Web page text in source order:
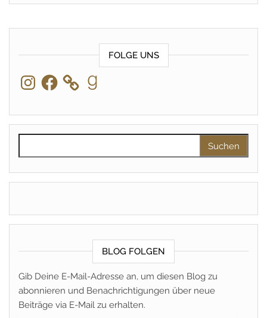
FOLGE UNS
InstagramFacebook Goodreads
BLOG FOLGEN
Gib Deine E-Mail-Adresse an, um diesen Blog zu
abonnieren und Benachrichtigungen über neue
Beiträge via E-Mail zu erhalten.